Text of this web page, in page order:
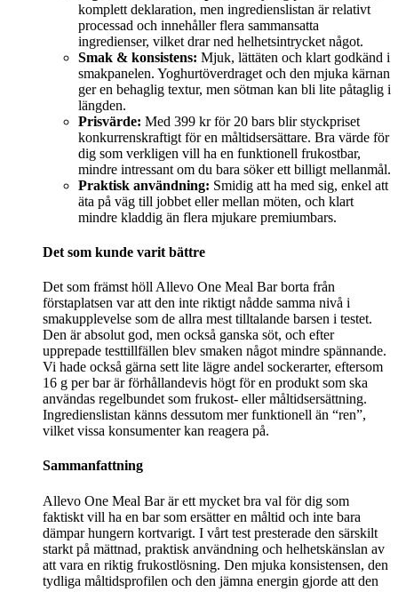
komplett deklaration, men ingredienslistan är relativt
processad och innehåller flera sammansatta
ingredienser, vilket drar ned helhetsintrycket något.
Smak & konsistens: Mjuk, lättäten och klart godkänd i
smakpanelen. Yoghurtöverdraget och den mjuka kärnan
ger en behaglig textur, men sötman kan bli lite påtaglig i
längden.
Prisvärde: Med 399 kr för 20 bars blir styckpriset
konkurrenskraftigt för en måltidsersättare. Bra värde för
dig som verkligen vill ha en funktionell frukostbar,
mindre intressant om du bara söker ett billigt mellanmål.
Praktisk användning: Smidig att ha med sig, enkel att
äta på väg till jobbet eller mellan möten, och klart
mindre kladdig än flera mjukare premiumbars.
Det som kunde varit bättre
Det som främst höll Allevo One Meal Bar borta från
förstaplatsen var att den inte riktigt nådde samma nivå i
smakupplevelse som de allra mest tilltalande barsen i testet.
Den är absolut god, men också ganska söt, och efter
upprepade testtillfällen blev smaken något mindre spännande.
Vi hade också gärna sett lite lägre andel sockerarter, eftersom
16 g per bar är förhållandevis högt för en produkt som ska
användas regelbundet som frukost- eller måltidsersättning.
Ingredienslistan känns dessutom mer funktionell än “ren”,
vilket vissa konsumenter kan reagera på.
Sammanfattning
Allevo One Meal Bar är ett mycket bra val för dig som
faktiskt vill ha en bar som ersätter en måltid och inte bara
dämpar hungern kortvarigt. I vårt test presterade den särskilt
starkt på mättnad, praktisk användning och helhetskänslan av
att vara en riktig frukostlösning. Den mjuka konsistensen, den
tydliga måltidsprofilen och den jämna energin gjorde att den